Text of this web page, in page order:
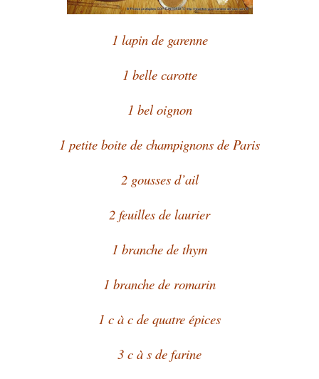
1 lapin de garenne
1 belle carotte
1 bel oignon
1 petite boite de champignons de Paris
2 gousses d’ail
2 feuilles de laurier
1 branche de thym
1 branche de romarin
1 c à c de quatre épices
3 c à s de farine